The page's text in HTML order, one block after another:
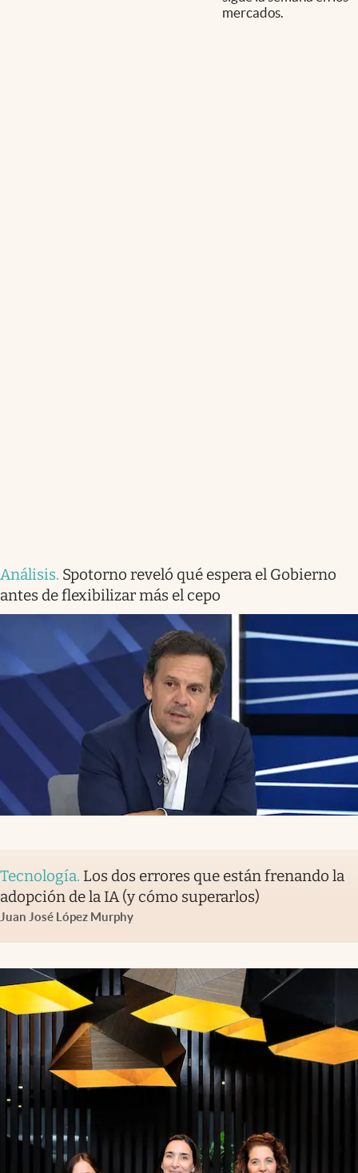
mercados.
Análisis. Spotorno reveló qué espera el Gobierno
antes de flexibilizar más el cepo
Tecnología. Los dos errores que están frenando la
adopción de la IA (y cómo superarlos)
Juan José López Murphy